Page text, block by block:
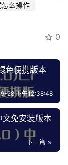
么操作
0
色便携版本
28 下午12:38:48
免安装版本
下一篇